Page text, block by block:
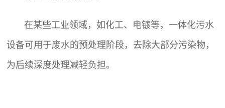
在某些工业领域，如化工、电镀等，一体化污水
设备可用于废水的预处理阶段，去除大部分污染物，
为后续深度处理减轻负担。